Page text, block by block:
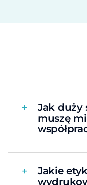
Jak duży
muszę
Jakie